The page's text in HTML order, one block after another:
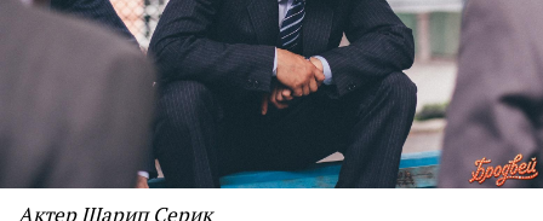
Актер Шарип Серик